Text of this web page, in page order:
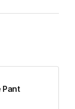
Pant